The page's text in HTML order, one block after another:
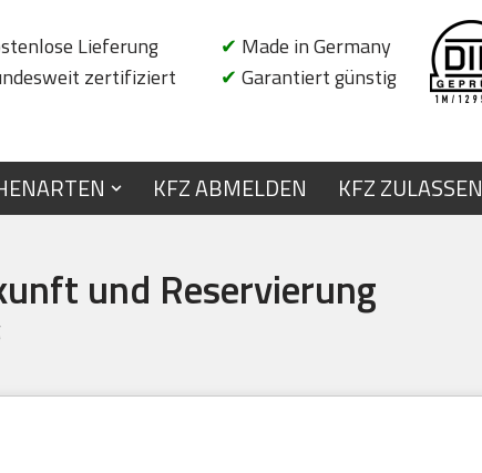
Lieferung
zertifiziert
✔ Made in Germany
✔ Garantiert günstig
KFZ ABMELDEN KFZ ZULASSEN
und Reservierung